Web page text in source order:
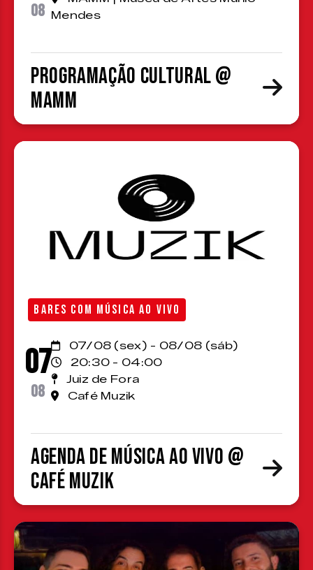
08 Mendes
Programação cultural @
MAMM
BARES COM MÚSICA AO VIVO
07
08
07/08 (sex) - 08/08 (sáb)
20:30 - 04:00
Juiz de Fora
Café Muzik
Agenda de Música ao Vivo @
Café Muzik